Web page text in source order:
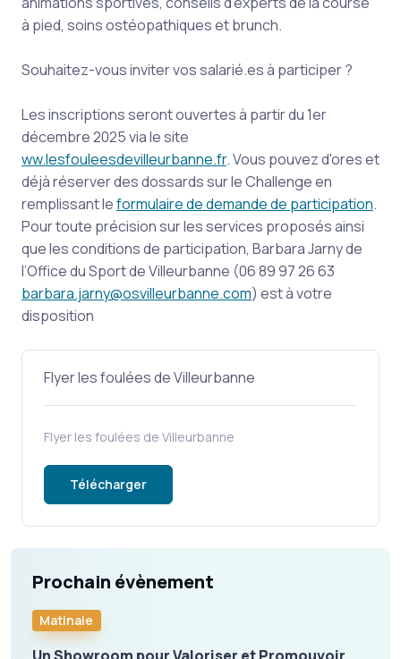
à pied, soins ostéopathiques et brunch.
Souhaitez-vous inviter vos salarié.es à participer ?
Les inscriptions seront ouvertes à partir du 1er
décembre 2025 via le site
ww.lesfouleesdevilleurbanne.fr. Vous pouvez d'ores et
déjà réserver des dossards sur le Challenge en
remplissant leformulaire de demande de participation.
Pour toute précision sur les services proposés ainsi
que les conditions de participation, Barbara Jarny de
l’Office du Sport de Villeurbanne (06 89 97 26 63
barbara.jarny@osvilleurbanne.com) est à votre
disposition
Flyer les foulées de Villeurbanne
Flyer les foulées de Villeurbanne
Télécharger
Prochain évènement
Matinale